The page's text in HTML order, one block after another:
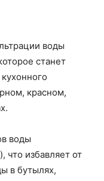
воды
станет
красном,
воды
что избавляет от
в бутылях,